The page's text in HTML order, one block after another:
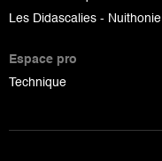
Les Didascalies - Nuithonie
Espace pro
Technique